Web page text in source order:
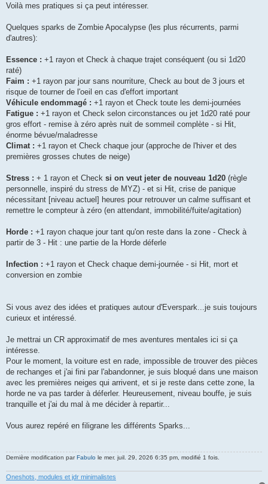
Voilà mes pratiques si ça peut intéresser.
Quelques sparks de Zombie Apocalypse (les plus récurrents, parmi
d'autres):
Essence : +1 rayon et Check à chaque trajet conséquent (ou si 1d20
raté)
Faim : +1 rayon par jour sans nourriture, Check au bout de 3 jours et
risque de tourner de l'oeil en cas d'effort important
Véhicule endommagé : +1 rayon et Check toute les demi-journées
Fatigue : +1 rayon et Check selon circonstances ou jet 1d20 raté pour
gros effort - remise à zéro après nuit de sommeil complète - si Hit,
énorme bévue/maladresse
Climat : +1 rayon et Check chaque jour (approche de l'hiver et des
premières grosses chutes de neige)
Stress : + 1 rayon et Check si on veut jeter de nouveau 1d20 (règle
personnelle, inspiré du stress de MYZ) - et si Hit, crise de panique
nécessitant [niveau actuel] heures pour retrouver un calme suffisant et
remettre le compteur à zéro (en attendant, immobilité/fuite/agitation)
Horde : +1 rayon chaque jour tant qu'on reste dans la zone - Check à
partir de 3 - Hit : une partie de la Horde déferle
Infection : +1 rayon et Check chaque demi-journée - si Hit, mort et
conversion en zombie
Si vous avez des idées et pratiques autour d'Everspark...je suis toujours
curieux et intéressé.
Je mettrai un CR approximatif de mes aventures mentales ici si ça
intéresse.
Pour le moment, la voiture est en rade, impossible de trouver des pièces
de rechanges et j'ai fini par l'abandonner, je suis bloqué dans une maison
avec les premières neiges qui arrivent, et si je reste dans cette zone, la
horde ne va pas tarder à déferler. Heureusement, niveau bouffe, je suis
tranquille et j'ai du mal à me décider à repartir...
Vous aurez repéré en filigrane les différents Sparks...
Dernière modification parFabulo le mer. juil. 29, 2026 6:35 pm, modifié 1 fois.
Oneshots, modules et jdr minimalistes